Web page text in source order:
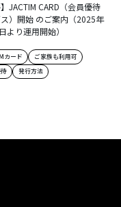
】JACTIM CARD（会員優待
）開始 のご案内（2025年
より運用開始）
カード
ご家族も利用可
発行方法